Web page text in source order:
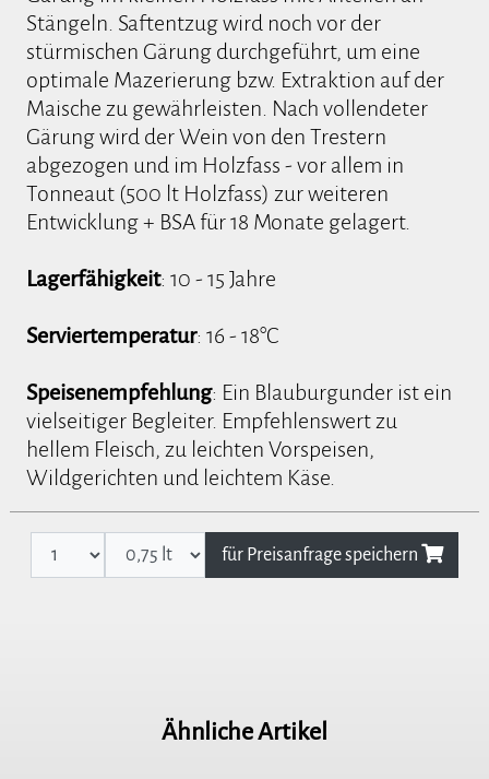
Stängeln. Saftentzug wird noch vor der
stürmischen Gärung durchgeführt, um eine
optimale Mazerierung bzw. Extraktion auf der
Maische zu gewährleisten. Nach vollendeter
Gärung wird der Wein von den Trestern
abgezogen und im Holzfass - vor allem in
Tonneaut (500 lt Holzfass) zur weiteren
Entwicklung + BSA für 18 Monate gelagert.
Lagerfähigkeit: 10 - 15 Jahre
Serviertemperatur: 16 - 18°C
Speisenempfehlung: Ein Blauburgunder ist ein
vielseitiger Begleiter. Empfehlenswert zu
hellem Fleisch, zu leichten Vorspeisen,
Wildgerichten und leichtem Käse.
für Preisanfrage speichern
Ähnliche Artikel